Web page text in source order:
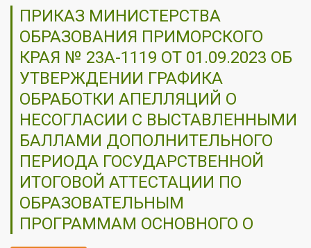
ПРИКАЗ МИНИСТЕРСТВА
ОБРАЗОВАНИЯ ПРИМОРСКОГО
КРАЯ № 23А-1119 ОТ 01.09.2023 ОБ
УТВЕРЖДЕНИИ ГРАФИКА
ОБРАБОТКИ АПЕЛЛЯЦИЙ О
НЕСОГЛАСИИ С ВЫСТАВЛЕННЫМИ
БАЛЛАМИ ДОПОЛНИТЕЛЬНОГО
ПЕРИОДА ГОСУДАРСТВЕННОЙ
ИТОГОВОЙ АТТЕСТАЦИИ ПО
ОБРАЗОВАТЕЛЬНЫМ
ПРОГРАММАМ ОСНОВНОГО О